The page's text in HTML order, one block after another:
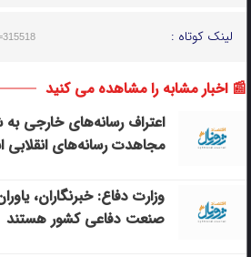
لینک کوتاه :
📰 اخبار مشابه را مشاهده می کنید
اعتراف رسانه‌های خارجی
مجاهدت رسانه‌های انقلابی
وزارت دفاع: خبرنگاران،
صنعت دفاعی کشور هستند